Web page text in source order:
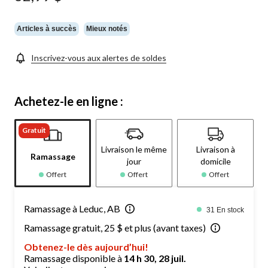
Articles à succès Mieux notés
Inscrivez-vous aux alertes de soldes
Achetez-le en ligne :
Gratuit
Ramassage
Offert
Livraison le même
jour
Offert
Livraison à
domicile
Offert
Ramassage à Leduc, AB 31 En stock
Ramassage gratuit, 25 $ et plus (avant taxes)
Obtenez-le dès aujourd’hui!
Ramassage disponible à 14 h 30, 28 juil.